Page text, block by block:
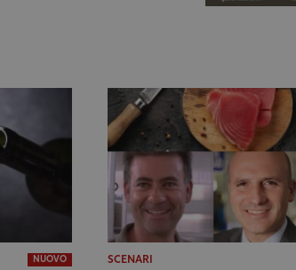
NUOVO SCENARI